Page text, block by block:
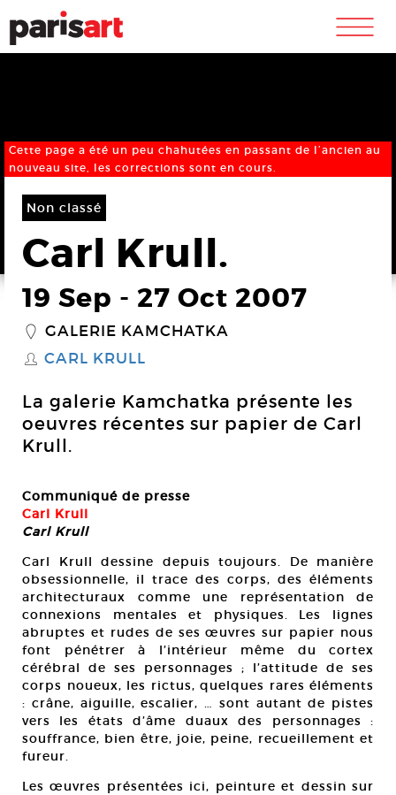
m
Cette page a été un peu chahutées en passant de l’ancien au
nouveau site, les corrections sont en cours.
Non classé
Carl Krull.
19 Sep - 27 Oct 2007
_ GALERIE KAMCHATKA
S CARL KRULL
La galerie Kamchatka présente les
oeuvres récentes sur papier de Carl
Krull.
Communiqué de presse
Carl Krull
Carl Krull
Carl Krull dessine depuis toujours. De manière
obsessionnelle, il trace des corps, des éléments
architecturaux comme une représentation de
connexions mentales et physiques. Les lignes
abruptes et rudes de ses œuvres sur papier nous
font pénétrer à l’intérieur même du cortex
cérébral de ses personnages ; l’attitude de ses
corps noueux, les rictus, quelques rares éléments
: crâne, aiguille, escalier, … sont autant de pistes
vers les états d’âme duaux des personnages :
souffrance, bien être, joie, peine, recueillement et
fureur.
Les œuvres présentées ici, peinture et dessin sur